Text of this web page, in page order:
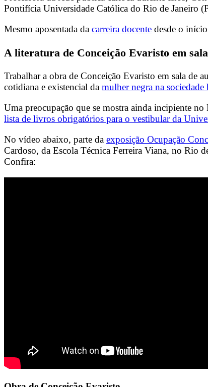
Pontifícia Universidade Católica do Rio de Janeiro
Mesmo aposentada da carreira docente desde o
A literatura de Conceição Evaristo em sala
Trabalhar a obra de Conceição Evaristo em sala de
cotidiana e existencial da mulher negra na sociedade
Uma preocupação que se mostra ainda incipiente
lista de livros obrigatórios para o vestibular da
No vídeo abaixo, parte da exposição Ocupação
Cardoso, da Escola Técnica Ferreira Viana, no Rio
Confira: